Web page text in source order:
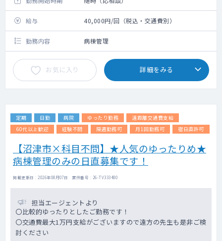
給与 40,000円/回（税込・交通費別）
勤務内容 病棟管理
お気に入り 詳細をみる
定期 日勤 病院 ゆったり勤務
遠距離交通費支給
60代以上歓迎
経験不問 隔週勤務可 月1回勤務可 宿日直許可
【沼津市×科目不問】★人気のゆったりめ★
病棟管理のみの日直募集です！
掲載更新日 : 2026年08月07日 案件番号 : 26-TV333480
担当エージェントより
〇比較的ゆったりとしたご勤務です！
〇交通費最大1万円支給がございますので遠方の先生も是非ご検
討ください